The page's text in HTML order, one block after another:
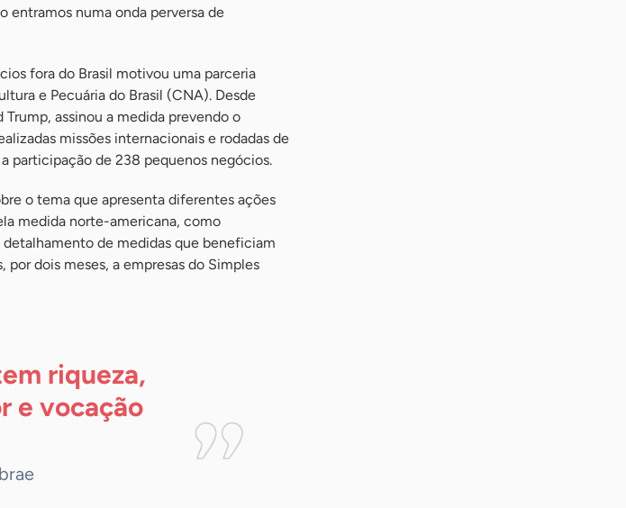
entramos numa onda perversa de
fora do Brasil motivou uma parceria
e Pecuária do Brasil (CNA). Desde
assinou a medida prevendo o
missões internacionais e rodadas de
participação de 238 pequenos negócios.
o tema que apresenta diferentes ações
medida norte-americana, como
de medidas que beneficiam
dois meses, a empresas do Simples
riqueza,
e vocação